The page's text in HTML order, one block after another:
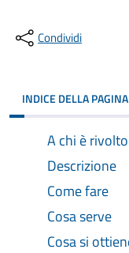
Condividi
INDICE DELLA PAGINA
A chi è rivolto
Descrizione
Come fare
Cosa serve
Cosa si